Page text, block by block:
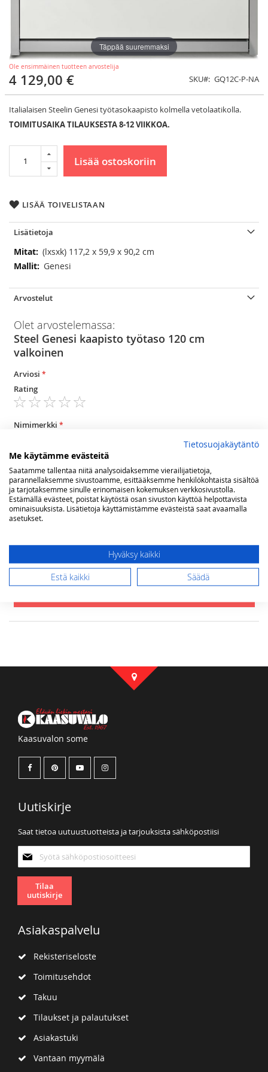
Ole ensimmäinen tuotteen arvostelija
4 129,00 € SKU GQ12C-P-NA
Italialaisen Steelin Genesi työtasokaapisto kolmella vetolaatikolla.
TOIMITUSAIKA TILAUKSESTA 8-12 VIIKKOA.
Lisää ostoskoriin
LISÄÄ TOIVELISTAAN
Täppää suuremmaksi
Lisätietoja
Lisätietoja(lxsxk) 117,2 x 59,9 x 90,2 cm
Genesi
Arvostelut
Olet arvostelemassa:
Steel Genesi kaapisto työtaso 120 cm
valkoinen
Arviosi
Rating
star
stars
stars
stars
stars
Nimimerkki
Yhteenveto
Arvostelu
Kaasuvalon some
Uutiskirje
Saat tietoa uutuustuotteista ja tarjouksista sähköpostiisi
uutiskirjeemme:
Tilaa
uutiskirje
Asiakaspalvelu
Rekisteriseloste
Toimitusehdot
Takuu
Tilaukset ja palautukset
Asiakastuki
Vantaan myymälä
Tietosuojakäytäntö
Me käytämme evästeitä
Saatamme tallentaa niitä analysoidaksemme vierailijatietoja,
parannellaksemme sivustoamme, esittääksemme henkilökohtaista sisältöä
ja tarjotaksemme sinulle erinomaisen kokemuksen verkkosivustolla.
Estämällä evästeet, poistat käytöstä osan sivuston käyttöä helpottavista
ominaisuuksista. Lisätietoja käyttämistämme evästeistä saat avaamalla
asetukset.
Hyväksy kaikki
Estä kaikki Säädä